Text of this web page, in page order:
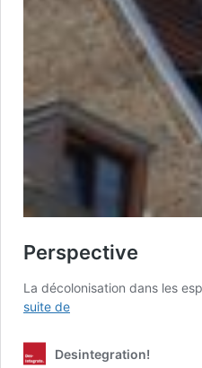
Perspective
La décolonisation dans les
suite dePerspective
Desintegration!